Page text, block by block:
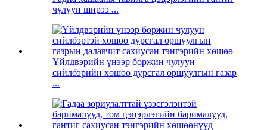
чулуун ширээ ...
Үйлдвэрийн үнээр боржин чулуун
сийлбэрийн хөшөө дурсгал оршуулгын газар
...